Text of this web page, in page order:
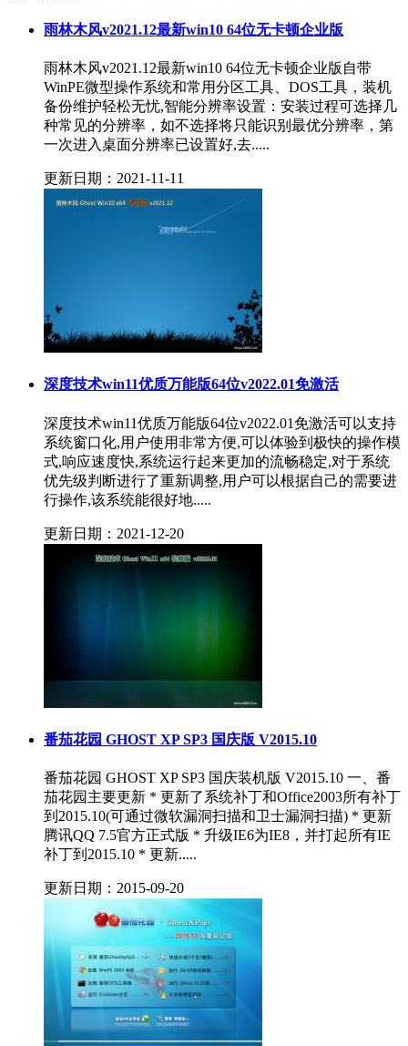
雨林木风v2021.12最新win10 64位无卡顿企业版
雨林木风v2021.12最新win10 64位无卡顿企业版自带
WinPE微型操作系统和常用分区工具、DOS工具，装机
备份维护轻松无忧,智能分辨率设置：安装过程可选择几
种常见的分辨率，如不选择将只能识别最优分辨率，第
一次进入桌面分辨率已设置好,去.....
更新日期：2021-11-11
深度技术win11优质万能版64位v2022.01免激活
深度技术win11优质万能版64位v2022.01免激活可以支持
系统窗口化,用户使用非常方便,可以体验到极快的操作模
式,响应速度快,系统运行起来更加的流畅稳定,对于系统
优先级判断进行了重新调整,用户可以根据自己的需要进
行操作,该系统能很好地.....
更新日期：2021-12-20
番茄花园 GHOST XP SP3 国庆版 V2015.10
番茄花园 GHOST XP SP3 国庆装机版 V2015.10 一、番
茄花园主要更新 * 更新了系统补丁和Office2003所有补丁
到2015.10(可通过微软漏洞扫描和卫士漏洞扫描) * 更新
腾讯QQ 7.5官方正式版 * 升级IE6为IE8，并打起所有IE
补丁到2015.10 * 更新.....
更新日期：2015-09-20